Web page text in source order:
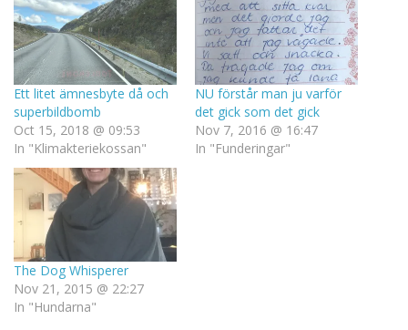
Ett litet ämnesbyte då och
superbildbomb
Oct 15, 2018 @ 09:53
In "Klimakteriekossan"
NU förstår man ju varför
det gick som det gick
Nov 7, 2016 @ 16:47
In "Funderingar"
The Dog Whisperer
Nov 21, 2015 @ 22:27
In "Hundarna"